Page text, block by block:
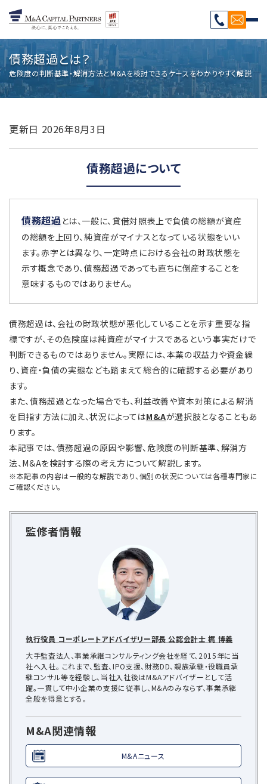
債務超過とは？
危険度の判断基準・解消方法とM&Aを検討できるケースをわかりやすく解説
更新日 2026年8月3日
債務超過について
債務超過とは、一般に、貸借対照表上で負債の総額が資産
の総額を上回り、純資産がマイナスとなっている状態をいい
ます。赤字とは異なり、一定時点における会社の財政状態を
示す概念であり、債務超過であっても直ちに倒産することを
意味するものではありません。
債務超過は、会社の財政状態が悪化していることを示す重要な指
標ですが、その危険度は純資産がマイナスであるという事実だけで
判断できるものではありません。実際には、本業の収益力や資金繰
り、資産・負債の実態なども踏まえて総合的に確認する必要があり
ます。
また、債務超過となった場合でも、利益改善や資本対策による解消
を目指す方法に加え、状況によってはM&Aが選択肢となることもあ
ります。
本記事では、債務超過の原因や影響、危険度の判断基準、解消方
法、M&Aを検討する際の考え方について解説します。
※本記事の内容は一般的な解説であり、個別の状況については各種専門家に
ご確認ください。
監修者情報
執行役員 コーポレートアドバイザリー部長 公認会計士 梶 博義
大手監査法人、事業承継コンサルティング会社を経て、2015年に当
社へ入社。 これまで、監査、IPO支援、財務DD、親族承継・役職員承
継コンサル等を経験し、当社入社後はM&Aアドバイザーとして活
躍。一貫して中小企業の支援に従事し、M&Aのみならず、事業承継
全般を得意とする。
M&A関連情報
M&Aニュース